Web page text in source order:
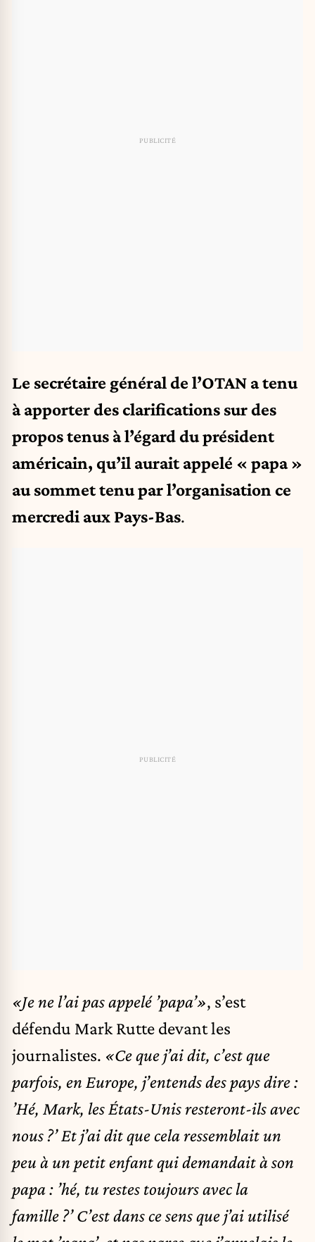
Le secrétaire général de l’OTAN a tenu
à apporter des clarifications sur des
propos tenus à l’égard du président
américain, qu’il aurait appelé « papa »
au sommet tenu par l’organisation ce
mercredi aux Pays-Bas.
«Je ne l’ai pas appelé ’papa’», s’est
défendu Mark Rutte devant les
journalistes. «Ce que j’ai dit, c’est que
parfois, en Europe, j’entends des pays dire :
’Hé, Mark, les États-Unis resteront-ils avec
nous ?’ Et j’ai dit que cela ressemblait un
peu à un petit enfant qui demandait à son
papa : ’hé, tu restes toujours avec la
famille ?’ C’est dans ce sens que j’ai utilisé